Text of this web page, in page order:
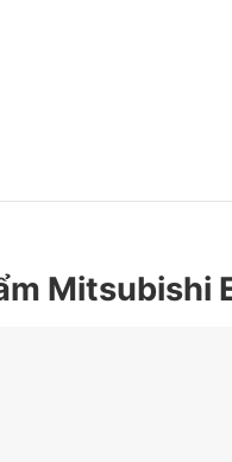
Mitsubishi